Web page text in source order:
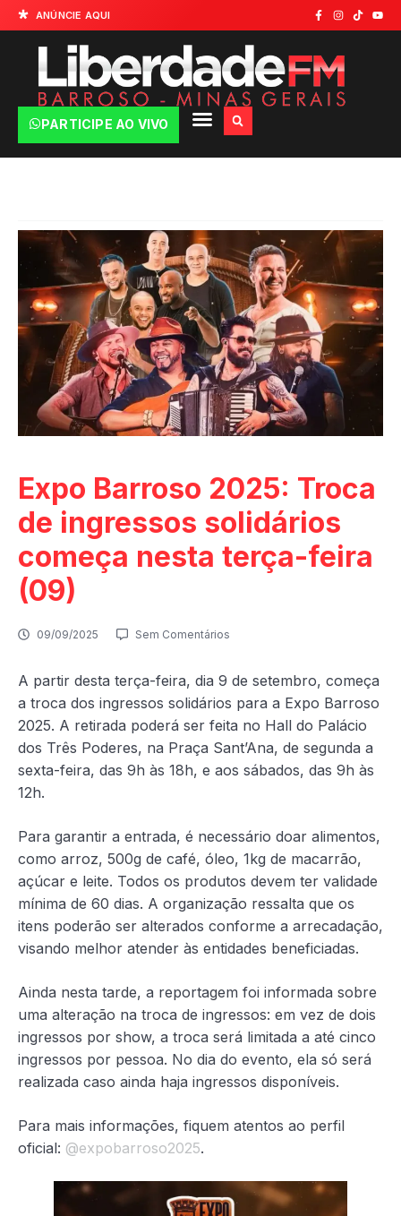
ANÚNCIE AQUI
PARTICIPE AO VIVO
Expo Barroso 2025: Troca
de ingressos solidários
começa nesta terça-feira
(09)
09/09/2025 Sem Comentários
A partir desta terça-feira, dia 9 de setembro, começa
a troca dos ingressos solidários para a Expo Barroso
2025. A retirada poderá ser feita no Hall do Palácio
dos Três Poderes, na Praça Sant’Ana, de segunda a
sexta-feira, das 9h às 18h, e aos sábados, das 9h às
12h.
Para garantir a entrada, é necessário doar alimentos,
como arroz, 500g de café, óleo, 1kg de macarrão,
açúcar e leite. Todos os produtos devem ter validade
mínima de 60 dias. A organização ressalta que os
itens poderão ser alterados conforme a arrecadação,
visando melhor atender às entidades beneficiadas.
Ainda nesta tarde, a reportagem foi informada sobre
uma alteração na troca de ingressos: em vez de dois
ingressos por show, a troca será limitada a até cinco
ingressos por pessoa. No dia do evento, ela só será
realizada caso ainda haja ingressos disponíveis.
Para mais informações, fiquem atentos ao perfil
oficial: @expobarroso2025.